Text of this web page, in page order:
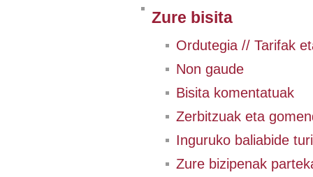
Zure bisita
Ordutegia // Tarifak
Non gaude
Bisita komentatuak
Zerbitzuak eta
Inguruko baliabide
Zure bizipenak